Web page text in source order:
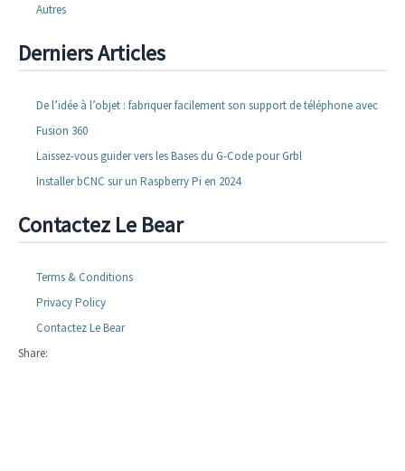
Autres
Derniers Articles
De l’idée à l’objet : fabriquer facilement son support de téléphone avec
Fusion 360
Laissez-vous guider vers les Bases du G-Code pour Grbl
Installer bCNC sur un Raspberry Pi en 2024
Contactez Le Bear
Terms & Conditions
Privacy Policy
Contactez Le Bear
Share: